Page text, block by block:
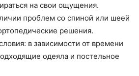
на свои ощущения.
проблем со спиной или шеей
решения.
в зависимости от времени
одеяла и постельное